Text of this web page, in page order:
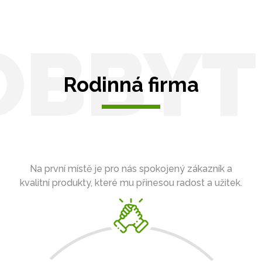
Rodinná firma
Na první místě je pro nás spokojený zákazník a
kvalitní produkty, které mu přinesou radost a užitek.